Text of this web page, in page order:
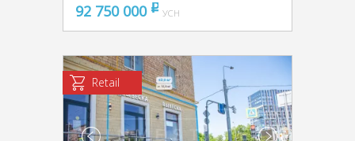
92 750 000 pуб
УСН
Retail